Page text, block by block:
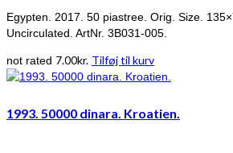
Egypten. 2017. 50 piastree. Orig. Size.
Uncirculated. ArtNr. 3B031-005.
not rated 7.00kr. Tilføj til kurv
1993. 50000 dinara. Kroatien.